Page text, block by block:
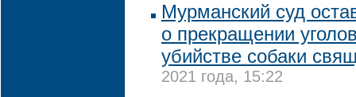
Мурманский суд
о прекращении
убийстве собаки
2021 года, 15:22